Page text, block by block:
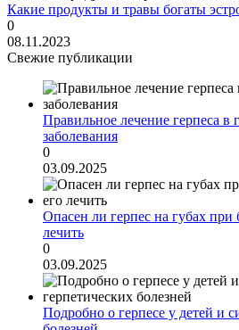
Какие продукты и травы богаты
0
08.11.2023
Свежие публикации
Правильное лечение герпеса в
заболевания
0
03.09.2025
Опасен ли герпес на губах при
лечить
0
03.09.2025
Подробно о герпесе у детей и